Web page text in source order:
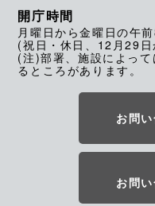
開庁時間
月曜日から金曜日の午
(祝日・休日、12月29
(注)部署、施設によっ
るところがあります。
お問
お問